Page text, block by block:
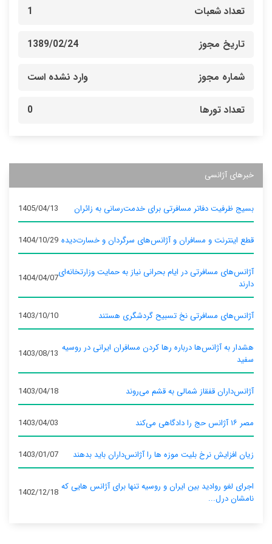
تعداد شعبات 1
تاریخ مجوز 1389/02/24
شماره مجوز وارد نشده است
تعداد تورها 0
خبرهای آژانسی
بسیج ظرفیت دفاتر مسافرتی برای خدمت‌رسانی به زائران 1405/04/13
قطع اینترنت و مسافران و آژانس‌های سرگردان و خسارت‌دیده 1404/10/29
آژانس‌های مسافرتی در ایام بحرانی نیاز به حمایت وزارتخانه‌ای
دارند
1404/04/07
آژانس‌های مسافرتی نخ تسبیح گردشگری هستند 1403/10/10
هشدار به آژانس‌ها درباره رها کردن مسافران ایرانی در روسیه
سفید
1403/08/13
آژانس‌داران قفقاز شمالی به قشم می‌روند 1403/04/18
مصر ۱۶ آژانس حج را دادگاهی می‌کند 1403/04/03
زیان افزایش نرخ بلیت موزه ها را آژانس‌داران باید بدهند 1403/01/07
اجرای لغو روادید بین ایران و روسیه تنها برای آژانس‌ هایی که
نامشان درل...
1402/12/18